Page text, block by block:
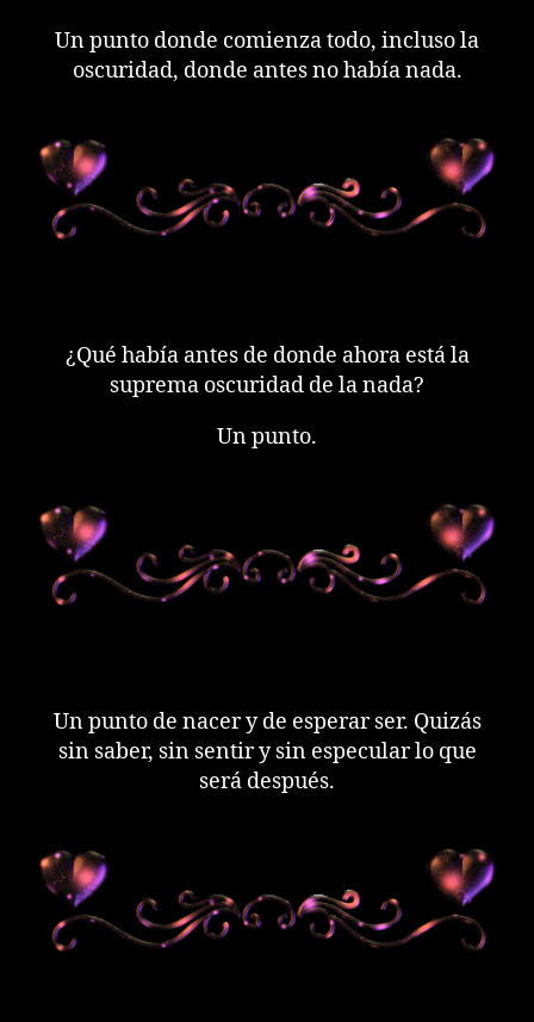
Un punto donde comienza todo, incluso la
oscuridad, donde antes no había nada.
¿Qué había antes de donde ahora está la
suprema oscuridad de la nada?
Un punto.
Un punto de nacer y de esperar ser. Quizás
sin saber, sin sentir y sin especular lo que
será después.